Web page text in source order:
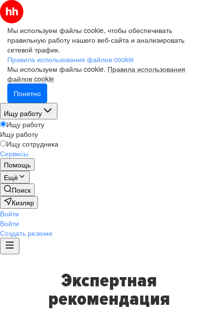
Мы используем файлы cookie, чтобы обеспечивать
правильную работу нашего веб-сайта и анализировать
сетевой трафик.
Правила использования файлов cookie
Мы используем файлы cookie. Правила использования
файлов cookie
Понятно
Ищу работу
Ищу работу
Ищу работу
Ищу сотрудника
Сервисы
Помощь
Ещё
Поиск
Кизляр
Войти
Войти
Создать резюме
Экспертная
рекомендация